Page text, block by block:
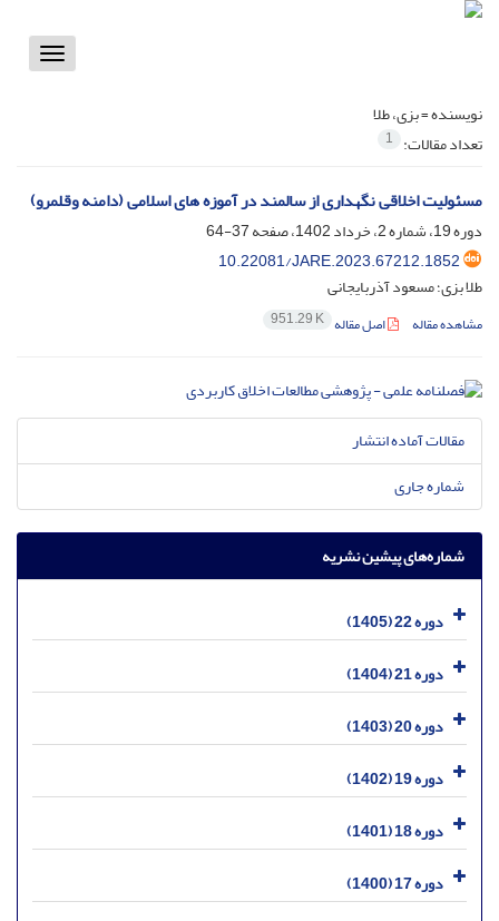
Toggle
نویسنده =بزی، طلا
تعداد مقالات: 1
مسئولیت اخلاقی نگهداری از سالمند در آموزه های اسلامی (دامنه وقلمرو)
دوره 19، شماره 2، خرداد 1402، صفحه
37-64
10.22081/JARE.2023.67212.1852
طلا بزی؛ مسعود آذربایجانی
مشاهده مقاله اصل مقاله 951.29 K
مقالات آماده انتشار
شماره جاری
شماره‌های پیشین نشریه
دوره 22 (1405)
دوره 21 (1404)
دوره 20 (1403)
دوره 19 (1402)
دوره 18 (1401)
دوره 17 (1400)